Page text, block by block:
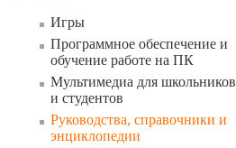
Игры
Программное обеспечение и
обучение работе на ПК
Мультимедиа для школьников
и студентов
Руководства, справочники и
энциклопедии